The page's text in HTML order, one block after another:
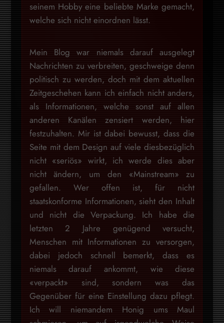
seinem Hobby eine beliebte Marke gemacht,
welche sich nicht einordnen lässt.
Mein Blog war niemals darauf ausgelegt
Nachrichten zu verbreiten, geschweige denn
politisch zu werden, doch mit dem aktuellen
Zeitgeschehen kann ich einfach nicht anders,
als Informationen, welche sonst auf allen
anderen Kanälen zensiert werden, hier
festzuhalten. Mir ist dabei bewusst, dass die
Seite mit dem Design auf viele diesbezüglich
nicht «seriös» wirkt, ich werde dies aber
nicht ändern, um den «Mainstream» zu
gefallen. Wer offen ist, für nicht
staatskonforme Informationen, sieht den Inhalt
und nicht die Verpackung. Ich habe die
letzten 2 Jahre genügend versucht,
Menschen mit Informationen zu versorgen,
dabei jedoch schnell bemerkt, dass es
niemals darauf ankommt, wie diese
«verpackt» sind, sondern was das
Gegenüber für eine Einstellung dazu pflegt.
Ich will niemandem Honig ums Maul